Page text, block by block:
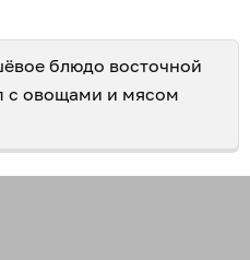
блюдо восточной
с овощами и мясом